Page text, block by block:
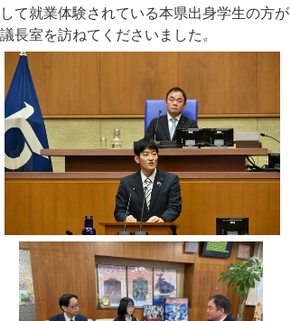
して就業体験されている本県出身学生の方が
議長室を訪ねてくださいました。